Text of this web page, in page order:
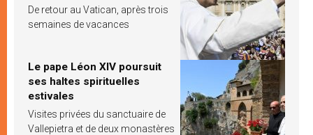
De retour au Vatican, après trois
semaines de vacances
Le pape Léon XIV poursuit
ses haltes spirituelles
estivales
Visites privées du sanctuaire de
Vallepietra et de deux monastères